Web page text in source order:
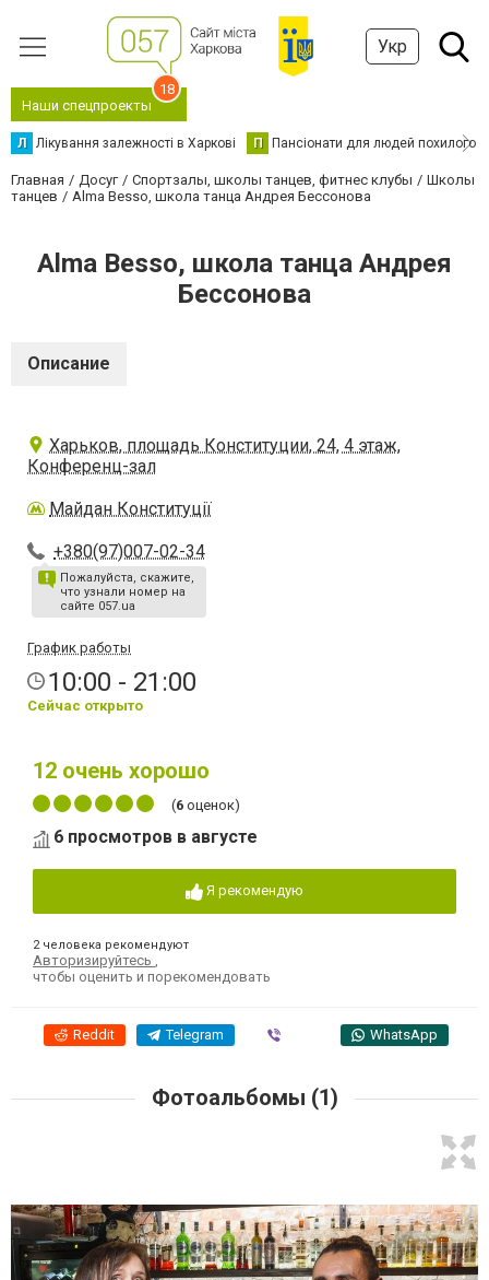
Укр
Наши спецпроекты
18
Л Лікування залежності в Харкові П Пансіонати для людей похилого
Главная Досуг Спортзалы, школы танцев, фитнес клубы
Школы
танцев
Alma Besso, школа танца Андрея Бессонова
Alma Besso, школа танца Андрея
Бессонова
Описание
Харьков, площадь Конституции, 24, 4 этаж,
Конференц-зал
Майдан Конституції
+380(97)007-02-34
Пожалуйста, скажите,
что узнали номер на
сайте 057.ua
График работы
10:00 - 21:00
Сейчас открыто
12 очень хорошо
(6 оценок)
6 просмотров в августе
Я рекомендую
2 человека рекомендуют
Авторизируйтесь
чтобы оценить и порекомендовать
Reddit Telegram WhatsApp
Фотоальбомы (1)